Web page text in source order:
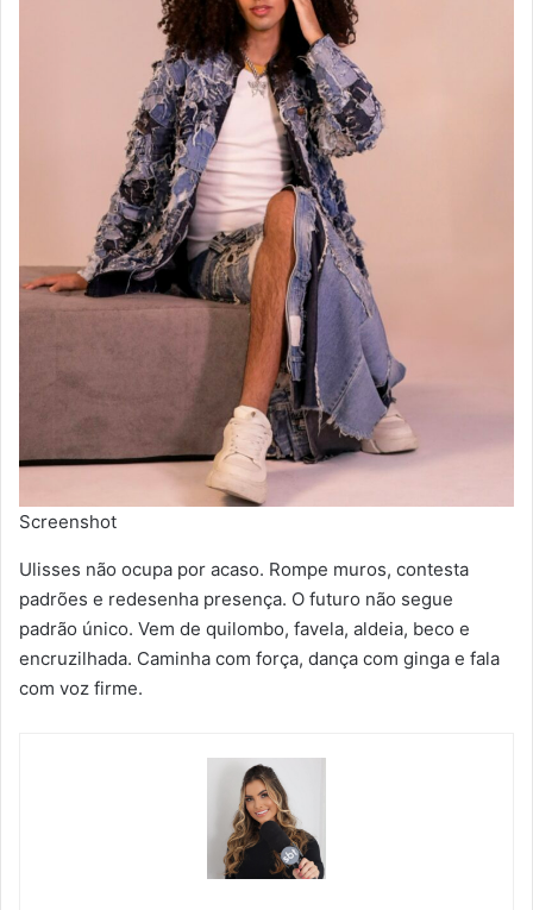
Screenshot
Ulisses não ocupa por acaso. Rompe muros, contesta
padrões e redesenha presença. O futuro não segue
padrão único. Vem de quilombo, favela, aldeia, beco e
encruzilhada. Caminha com força, dança com ginga e fala
com voz firme.